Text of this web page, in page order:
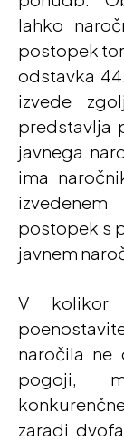
lahko
postopek
odstavka
izvede
predstavlja
javnega
ima
postopek s
javnem
V kolikor
naročila ne
pogoji,
zaradi